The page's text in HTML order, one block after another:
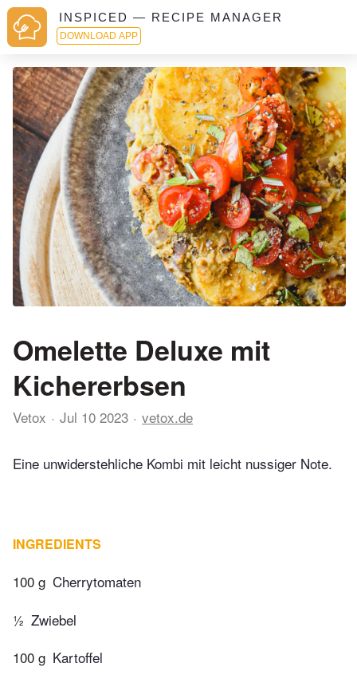
INSPICED — RECIPE MANAGER
DOWNLOAD APP
Omelette Deluxe mit
Kichererbsen
Vetox Jul 10 2023 vetox.de
Eine unwiderstehliche Kombi mit leicht nussiger Note.
INGREDIENTS
100 g Cherrytomaten
½ Zwiebel
100 g Kartoffel